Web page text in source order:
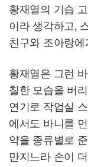
황재열의 기습
이라 생각하고,
친구와 조아랑
황재열은 그런
칠한 모습을 버
연기로 작업실
에서도 바니를
약을 종류별로
만지느라 손이